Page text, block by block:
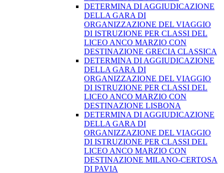
DETERMINA DI AGGIUDICAZIONE
DELLA GARA DI
ORGANIZZAZIONE DEL VIAGGIO
DI ISTRUZIONE PER CLASSI DEL
LICEO ANCO MARZIO CON
DESTINAZIONE GRECIA CLASSICA
DETERMINA DI AGGIUDICAZIONE
DELLA GARA DI
ORGANIZZAZIONE DEL VIAGGIO
DI ISTRUZIONE PER CLASSI DEL
LICEO ANCO MARZIO CON
DESTINAZIONE LISBONA
DETERMINA DI AGGIUDICAZIONE
DELLA GARA DI
ORGANIZZAZIONE DEL VIAGGIO
DI ISTRUZIONE PER CLASSI DEL
LICEO ANCO MARZIO CON
DESTINAZIONE MILANO-CERTOSA
DI PAVIA